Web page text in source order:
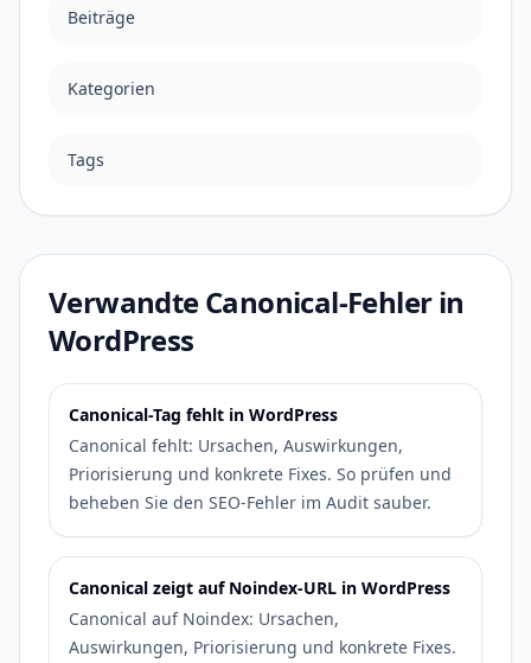
Beiträge
Kategorien
Tags
Verwandte Canonical-Fehler in
WordPress
Canonical-Tag fehlt in WordPress
Canonical fehlt: Ursachen, Auswirkungen,
Priorisierung und konkrete Fixes. So prüfen und
beheben Sie den SEO-Fehler im Audit sauber.
Canonical zeigt auf Noindex-URL in WordPress
Canonical auf Noindex: Ursachen,
Auswirkungen, Priorisierung und konkrete Fixes.